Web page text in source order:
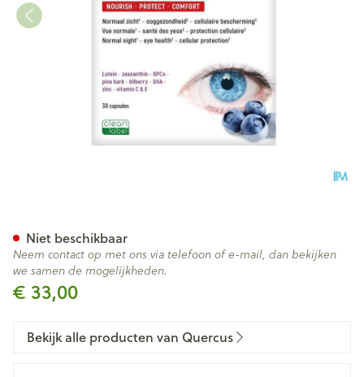
€ 33,00
Niet beschikbaar
Neem contact op met ons via telefoon of e-mail, dan bekijken
we samen de mogelijkheden.
Bekijk alle producten van Quercus